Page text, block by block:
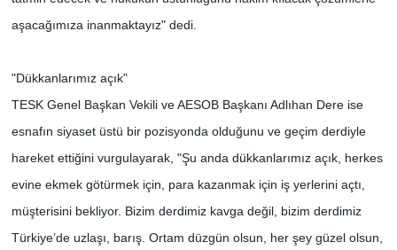
aşacağımıza inanmaktayız" dedi.
"Dükkanlarımız açık"
TESK Genel Başkan Vekili ve AESOB Başkanı Adlıhan Dere ise
esnafın siyaset üstü bir pozisyonda olduğunu ve geçim derdiyle
hareket ettiğini vurgulayarak, "Şu anda dükkanlarımız açık, herkes
evine ekmek götürmek için, para kazanmak için iş yerlerini açtı,
müşterisini bekliyor. Bizim derdimiz kavga değil, bizim derdimiz
Türkiye’de uzlaşı, barış. Ortam düzgün olsun, her şey güzel olsun,